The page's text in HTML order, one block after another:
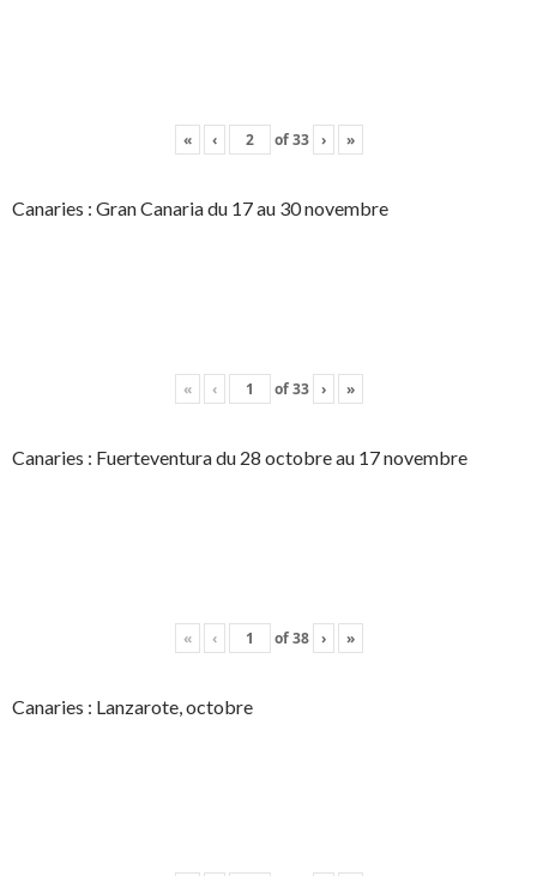
« ‹ of33 › »
Canaries : Gran Canaria du 17 au 30 novembre
« ‹ of33 › »
Canaries : Fuerteventura du 28 octobre au 17 novembre
« ‹ of38 › »
Canaries : Lanzarote, octobre